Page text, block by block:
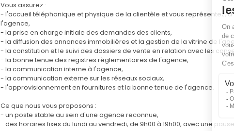
Vous assurez :
- l'accueil téléphonique et physique de la clientèle et vous représentez,
l'agence,
- la prise en charge initiale des demandes des clients,
- la diffusion des annonces immobilières et la gestion de la vitrine de
- la constitution et le suivi des dossiers de vente en relation avec les
- la bonne tenue des registres règlementaires de l'agence,
- la communication interne à l'agence,
- la communication externe sur les réseaux sociaux,
- l'approvisionnement en fournitures et la bonne tenue de l'agence.
Ce que nous vous proposons :
- un poste stable au sein d'une agence reconnue,
- des horaires fixes du lundi au vendredi, de 9h00 à 19h00, avec une